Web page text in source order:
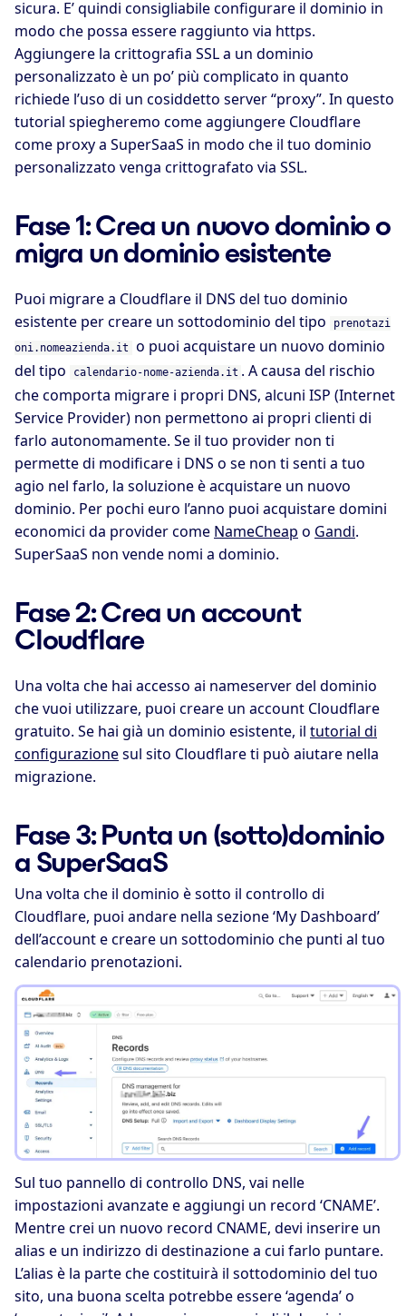
sicura. E’ quindi consigliabile configurare il dominio in
modo che possa essere raggiunto via https.
Aggiungere la crittografia SSL a un dominio
personalizzato è un po’ più complicato in quanto
richiede l’uso di un cosiddetto server “proxy”. In questo
tutorial spiegheremo come aggiungere Cloudflare
come proxy a SuperSaaS in modo che il tuo dominio
personalizzato venga crittografato via SSL.
Fase 1: Crea un nuovo dominio o
migra un dominio esistente
Puoi migrare a Cloudflare il DNS del tuo dominio
esistente per creare un sottodominio del tipo
prenotazi
oni.nomeazienda.it
o puoi acquistare un nuovo dominio
del tipo
calendario-nome-azienda.it . A causa del rischio
che comporta migrare i propri DNS, alcuni ISP (Internet
Service Provider) non permettono ai propri clienti di
farlo autonomamente. Se il tuo provider non ti
permette di modificare i DNS o se non ti senti a tuo
agio nel farlo, la soluzione è acquistare un nuovo
dominio. Per pochi euro l’anno puoi acquistare domini
economici da provider come NameCheap o Gandi.
SuperSaaS non vende nomi a dominio.
Fase 2: Crea un account
Cloudflare
Una volta che hai accesso ai nameserver del dominio
che vuoi utilizzare, puoi creare un account Cloudflare
gratuito. Se hai già un dominio esistente, il tutorial di
configurazionesul sito Cloudflare ti può aiutare nella
migrazione.
Fase 3: Punta un (sotto)dominio
a SuperSaaS
Una volta che il dominio è sotto il controllo di
Cloudflare, puoi andare nella sezione ‘My Dashboard’
dell’account e creare un sottodominio che punti al tuo
calendario prenotazioni.
Sul tuo pannello di controllo DNS, vai nelle
impostazioni avanzate e aggiungi un record ‘CNAME’.
Mentre crei un nuovo record CNAME, devi inserire un
alias e un indirizzo di destinazione a cui farlo puntare.
L’alias è la parte che costituirà il sottodominio del tuo
sito, una buona scelta potrebbe essere ‘agenda’ o